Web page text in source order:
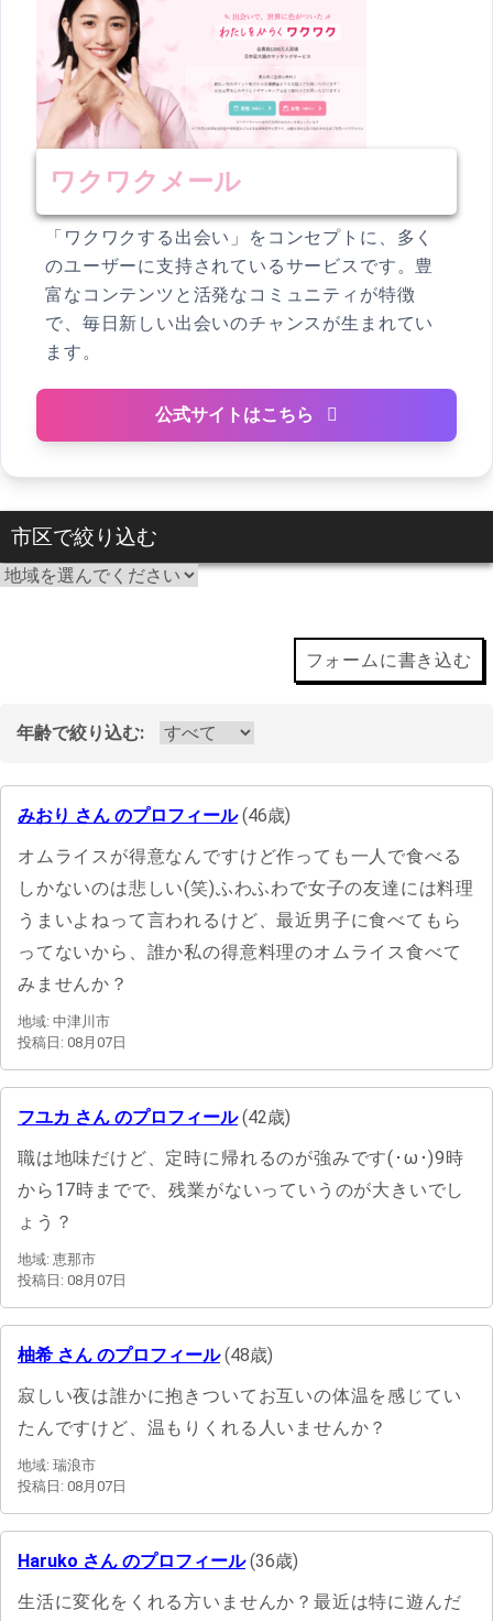
ワクワクメール
「ワクワクする出会い」をコンセプトに、多く
のユーザーに支持されているサービスです。豊
富なコンテンツと活発なコミュニティが特徴
で、毎日新しい出会いのチャンスが生まれてい
ます。
公式サイトはこちら
市区で絞り込む
フォームに書き込む
年齢で絞り込む:
みおり さん のプロフィール(46歳)
オムライスが得意なんですけど作っても一人で食べる
しかないのは悲しい(笑)ふわふわで女子の友達には料理
うまいよねって言われるけど、最近男子に食べてもら
ってないから、誰か私の得意料理のオムライス食べて
みませんか？
地域: 中津川市
投稿日: 08月07日
フユカ さん のプロフィール(42歳)
職は地味だけど、定時に帰れるのが強みです(･ω･)9時
から17時までで、残業がないっていうのが大きいでし
ょう？
地域: 恵那市
投稿日: 08月07日
柚希 さん のプロフィール(48歳)
寂しい夜は誰かに抱きついてお互いの体温を感じてい
たんですけど、温もりくれる人いませんか？
地域: 瑞浪市
投稿日: 08月07日
Haruko さん のプロフィール(36歳)
生活に変化をくれる方いませんか？最近は特に遊んだ